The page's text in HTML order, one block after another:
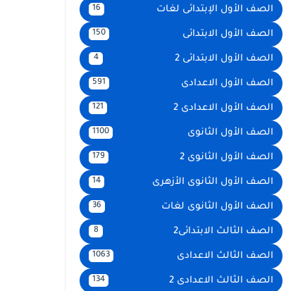
الصف الأول الإبتدائى لغات 16
الصف الأول الابتدائى 150
الصف الأول الابتدائى 2 4
الصف الأول الاعدادى 591
الصف الأول الاعدادى 2 121
الصف الأول الثانوى 1100
الصف الأول الثانوى 2 179
الصف الأول الثانوى الأزهرى 14
الصف الأول الثانوى لغات 36
الصف الثالث الابتدائى2 8
الصف الثالث الاعدادى 1063
الصف الثالث الاعدادى 2 134